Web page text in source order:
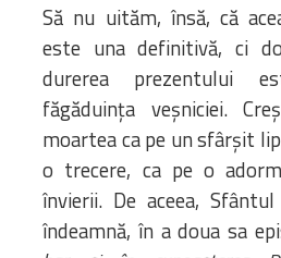
Să nu uităm, însă, că
este una definitivă, ci
durerea prezentului
făgăduința veșniciei.
moartea ca pe un sfârșit
o trecere, ca pe o
învierii. De aceea,
îndeamnă, în a doua sa